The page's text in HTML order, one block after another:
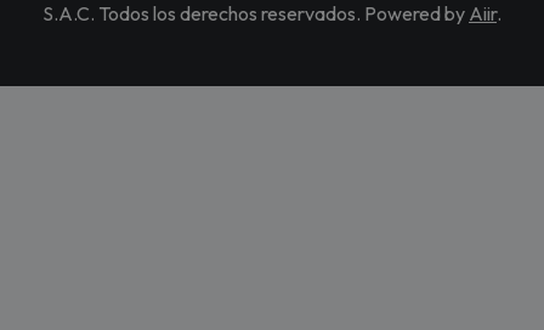
S.A.C. Todos los derechos reservados. Powered by Aiir.